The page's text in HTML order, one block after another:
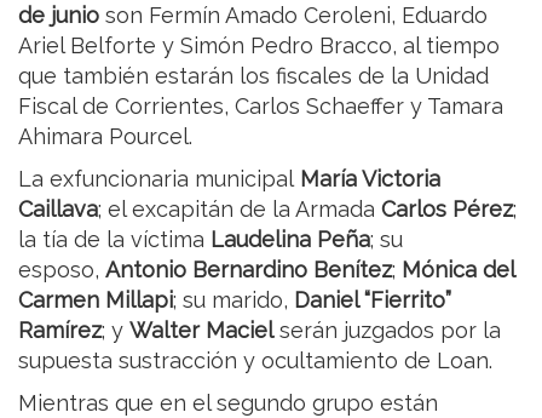
de junio son Fermín Amado Ceroleni, Eduardo
Ariel Belforte y Simón Pedro Bracco, al tiempo
que también estarán los fiscales de la Unidad
Fiscal de Corrientes, Carlos Schaeffer y Tamara
Ahimara Pourcel.
La exfuncionaria municipal María Victoria
Caillava; el excapitán de la Armada Carlos Pérez;
la tía de la víctima Laudelina Peña; su
esposo, Antonio Bernardino Benítez; Mónica del
Carmen Millapi; su marido, Daniel “Fierrito”
Ramírez; y Walter Macielserán juzgados por la
supuesta sustracción y ocultamiento de Loan.
Mientras que en el segundo grupo están